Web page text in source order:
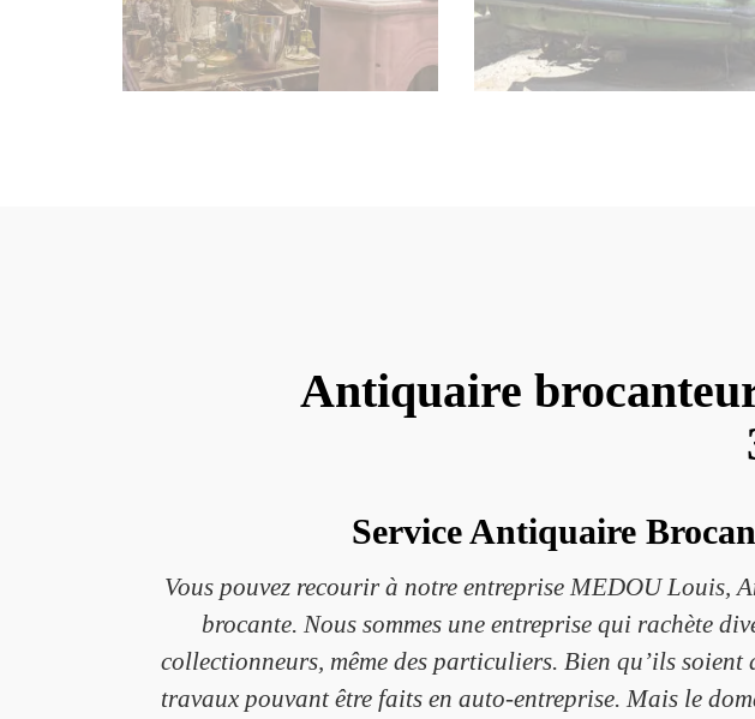
Antiquaire
Service Antiquaire
Vous pouvez recourir à notre entreprise MEDOU Louis,
brocante. Nous sommes une entreprise qui rachète
collectionneurs, même des particuliers. Bien qu’ils
travaux pouvant être faits en auto-entreprise. Mais le